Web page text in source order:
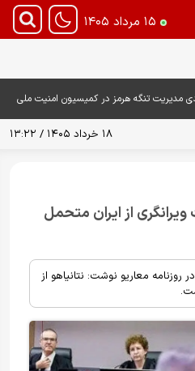
۱۵ مرداد ۱۴۰۵
مدیریت تنگه هرمز در کمیسیون امنیت ملی
۱۸ خرداد ۱۴۰۵ / ۱۳:۲۲
از ایران متحمل
روزنامه معاریو نوشت: نتانیاهو از